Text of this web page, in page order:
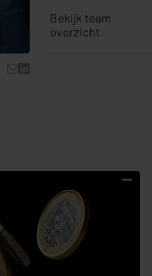
Bekijk team
overzicht